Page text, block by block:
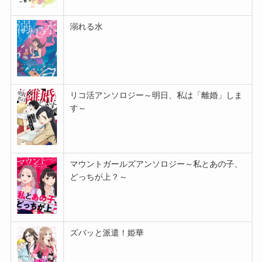
溺れる水
リコ活アンソロジー～明日、私は「離婚」しま
す～
マウントガールズアンソロジー～私とあの子、
どっちが上？～
ズバッと派遣！姫華